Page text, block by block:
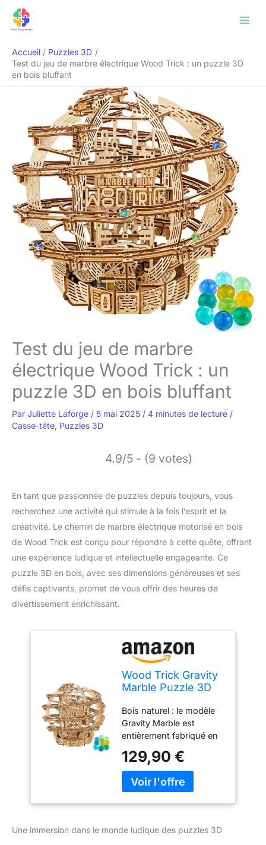
Accueil
Puzzles 3D
Test du jeu de marbre électrique Wood Trick : un puzzle 3D
en bois bluffant
Test du jeu de marbre
électrique Wood Trick : un
puzzle 3D en bois bluffant
Par Juliette Laforge / 5 mai 2025 / 4 minutes de lecture /
Casse-tête, Puzzles 3D
4.9/5 - (9 votes)
En tant que passionnée de puzzles depuis toujours, vous
recherchez une activité qui stimule à la fois l’esprit et la
créativité. Le chemin de marbre électrique motorisé en bois
de Wood Trick est conçu pour répondre à cette quête, offrant
une expérience ludique et intellectuelle engageante. Ce
puzzle 3D en bois, avec ses dimensions généreuses et ses
défis captivants, promet de vous offrir des heures de
divertissement enrichissant.
Wood Trick Gravity
Marble Puzzle 3D
Adultes à
Construire
Bois naturel : le modèle
Gravity Marble est
entièrement fabriqué en
de colle/cure-dents pour
être entièrement
assemblé. Assemblez
marbre Le kit comprend
129,90 €
Une immersion dans le monde ludique des puzzles 3D
Rechercher